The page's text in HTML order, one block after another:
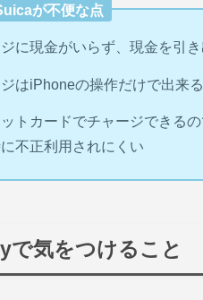
が不便な点
ジに現金がいらず、現金を引
ジはiPhoneの操作だけで出来
ットカードでチャージできる
に不正利用されにくい
で気をつけること